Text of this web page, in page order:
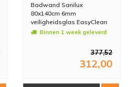
Badwand Sanilux
80x140cm 6mm
veiligheidsglas EasyClean
Binnen 1 week geleverd
377,52
312,00